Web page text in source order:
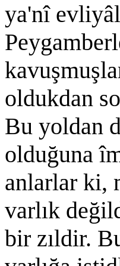
ya'nî
oldukdan
Bu yoldan
olduğuna
anlarlar ki,
varlık
bir zıldir.